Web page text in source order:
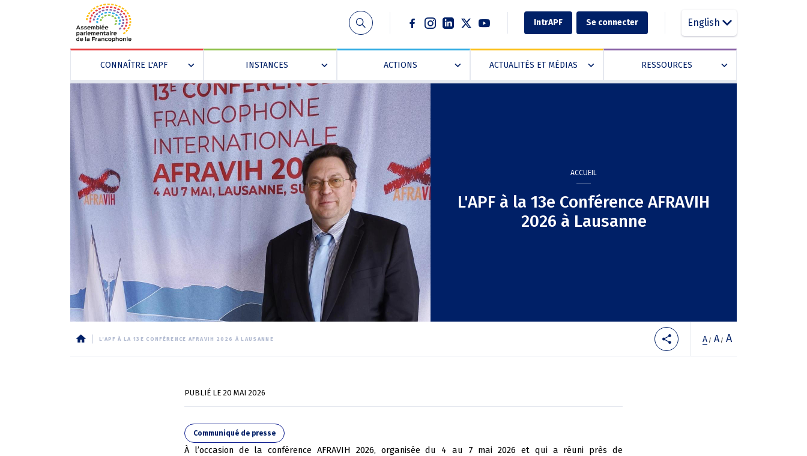
Social IntrAPF Se connecter English
CONNAÎTRE L'APF » INSTANCES » ACTIONS » ACTUALITÉS ET MÉDIAS » RESSOURCES »
ACCUEIL
L'APF à la 13e Conférence AFRAVIH
2026 à Lausanne
Fil
L'APF À LA 13E CONFÉRENCE AFRAVIH 2026 À LAUSANNE A / A / A
PUBLIÉ LE 20 MAI 2026
Communiqué de presse
À l’occasion de la conférence AFRAVIH 2026, organisée du 4 au 7 mai 2026 et qui a réuni près de
Panneau de gestion des cookies